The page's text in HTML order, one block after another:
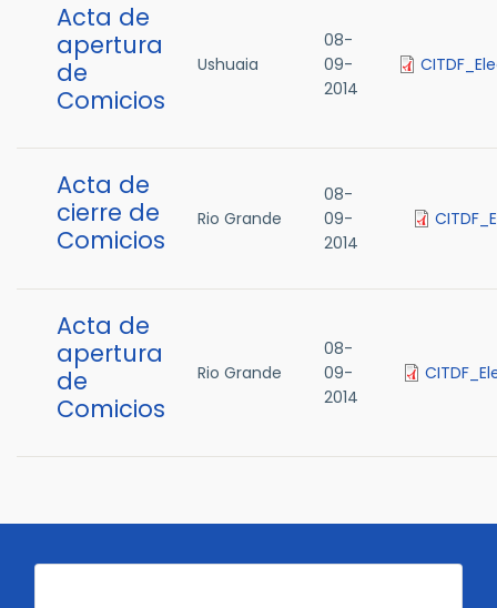
Acta de
apertura
de
Comicios
Ushuaia
08-
09-
2014
Acta de
cierre de
Comicios
Rio Grande
08-
09-
2014
Acta de
apertura
de
Comicios
Rio Grande
08-
09-
2014